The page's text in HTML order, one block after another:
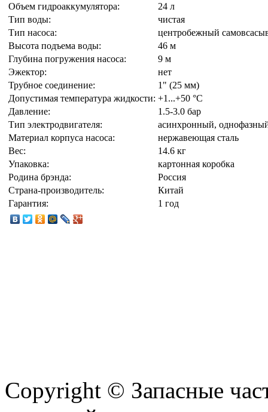
Объем гидроаккумулятора:
24 л
Тип воды:
чистая
Тип насоса:
центробежный
Высота подъема воды:
46 м
Глубина погружения насоса:
9 м
Эжектор:
нет
Трубное соединение:
1" (25 мм)
Допустимая температура жидкости: +1...+50 °С
Давление:
1.5-3.0 бар
Тип электродвигателя:
асинхронный,
Материал корпуса насоса:
нержавеющая сталь
Вес:
14.6 кг
Упаковка:
картонная коробка
Родина брэнда:
Россия
Страна-производитель:
Китай
Гарантия:
1 год
Copyright © Запасные